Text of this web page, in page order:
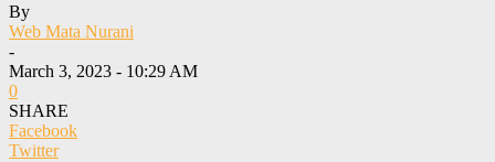
By
Web Mata Nurani
-
March 3, 2023 - 10:29 AM
0
SHARE
Facebook
Twitter